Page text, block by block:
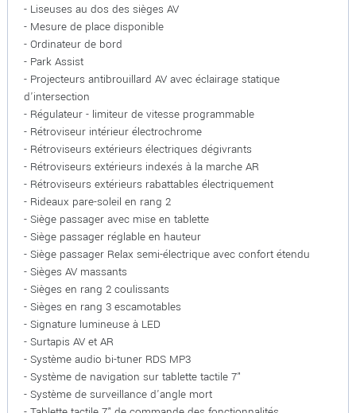
- Liseuses au dos des sièges AV
- Mesure de place disponible
- Ordinateur de bord
- Park Assist
- Projecteurs antibrouillard AV avec éclairage statique
d'intersection
- Régulateur - limiteur de vitesse programmable
- Rétroviseur intérieur électrochrome
- Rétroviseurs extérieurs électriques dégivrants
- Rétroviseurs extérieurs indexés à la marche AR
- Rétroviseurs extérieurs rabattables électriquement
- Rideaux pare-soleil en rang 2
- Siège passager avec mise en tablette
- Siège passager réglable en hauteur
- Siège passager Relax semi-électrique avec confort étendu
- Sièges AV massants
- Sièges en rang 2 coulissants
- Sièges en rang 3 escamotables
- Signature lumineuse à LED
- Surtapis AV et AR
- Système audio bi-tuner RDS MP3
- Système de navigation sur tablette tactile 7"
- Système de surveillance d'angle mort